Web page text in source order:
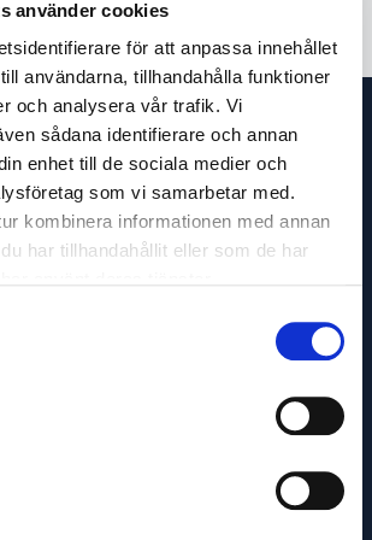
använder cookies
för att anpassa innehållet
användarna, tillhandahålla funktioner
och analysera vår trafik. Vi
sådana identifierare och annan
enhet till de sociala medier och
som vi samarbetar med.
kombinera informationen med annan
har tillhandahållit eller som de har